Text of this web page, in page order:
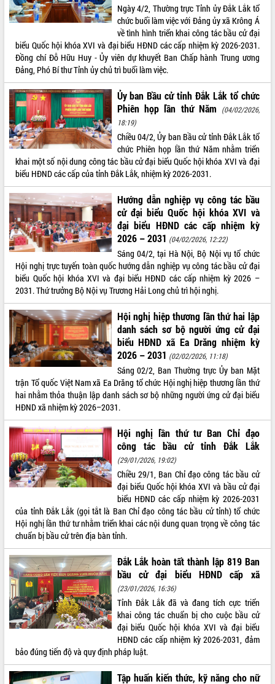
Ngày 4/2, Thường trực Tỉnh ủy Đắk Lắk tổ
chức buổi làm việc với Đảng ủy xã Krông Á
về tình hình triển khai công tác bầu cử đại
biểu Quốc hội khóa XVI và đại biểu HĐND các cấp nhiệm kỳ 2026-2031.
Đồng chí Đỗ Hữu Huy - Ủy viên dự khuyết Ban Chấp hành Trung ương
Đảng, Phó Bí thư Tỉnh ủy chủ trì buổi làm việc.
Ủy ban Bầu cử tỉnh Đắk Lắk tổ chức
Phiên họp lần thứ Năm
(04/02/2026,
18:19)
Chiều 04/2, Ủy ban Bầu cử tỉnh Đắk Lắk tổ
chức Phiên họp lần thứ Năm nhằm triển
khai một số nội dung công tác bầu cử đại biểu Quốc hội khóa XVI và đại
biểu HĐND các cấp của tỉnh Đắk Lắk, nhiệm kỳ 2026-2031.
Hướng dẫn nghiệp vụ công tác bầu
cử đại biểu Quốc hội khóa XVI và
đại biểu HĐND các cấp nhiệm kỳ
2026 – 2031 (04/02/2026, 12:22)
Sáng 04/2, tại Hà Nội, Bộ Nội vụ tổ chức
Hội nghị trực tuyến toàn quốc hướng dẫn nghiệp vụ công tác bầu cử đại
biểu Quốc hội khóa XVI và đại biểu HĐND các cấp nhiệm kỳ 2026 –
2031. Thứ trưởng Bộ Nội vụ Trương Hải Long chủ trì hội nghị.
Hội nghị hiệp thương lần thứ hai lập
danh sách sơ bộ người ứng cử đại
biểu HĐND xã Ea Drăng nhiệm kỳ
2026 – 2031 (02/02/2026, 11:18)
Sáng 02/2, Ban Thường trực Ủy ban Mặt
trận Tổ quốc Việt Nam xã Ea Drăng tổ chức Hội nghị hiệp thương lần thứ
hai nhằm thỏa thuận lập danh sách sơ bộ những người ứng cử đại biểu
HĐND xã nhiệm kỳ 2026–2031.
Hội nghị lần thứ tư Ban Chỉ đạo
công tác bầu cử tỉnh Đắk Lắk
(29/01/2026, 19:02)
Chiều 29/1, Ban Chỉ đạo công tác bầu cử
đại biểu Quốc hội khóa XVI và bầu cử đại
biểu HĐND các cấp nhiệm kỳ 2026-2031
của tỉnh Đắk Lắk (gọi tắt là Ban Chỉ đạo công tác bầu cử tỉnh) tổ chức
Hội nghị lần thứ tư nhằm triển khai các nội dung quan trọng về công tác
chuẩn bị bầu cử trên địa bàn tỉnh.
Đắk Lắk hoàn tất thành lập 819 Ban
bầu cử đại biểu HĐND cấp xã
(23/01/2026, 16:36)
Tỉnh Đắk Lắk đã và đang tích cực triển
khai công tác chuẩn bị cho cuộc bầu cử
đại biểu Quốc hội khóa XVI và đại biểu
HĐND các cấp nhiệm kỳ 2026-2031, đảm
bảo đúng tiến độ và quy định pháp luật.
Tập huấn kiến thức, kỹ năng cho nữ